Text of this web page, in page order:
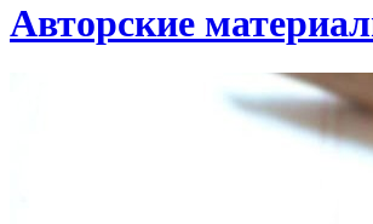
Авторские